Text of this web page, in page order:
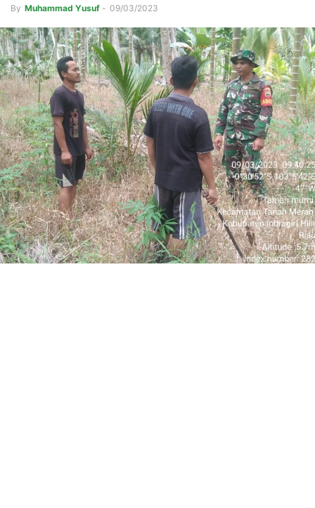
By Muhammad Yusuf - 09/03/2023